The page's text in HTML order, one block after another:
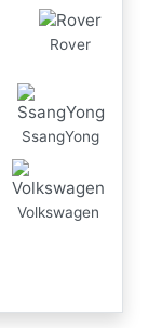
Rover
SsangYong
Volkswagen